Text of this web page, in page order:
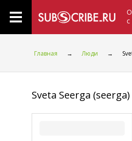
Главная → Люди →
Sveta Seerga (seerga)